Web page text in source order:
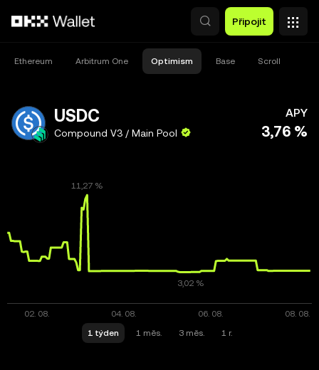
Připojit
Ethereum Arbitrum One Optimism Base Scroll
USDC
Compound V3 / Main Pool
APY
3,76 %
1 týden 1 měs. 3 měs. 1 r.